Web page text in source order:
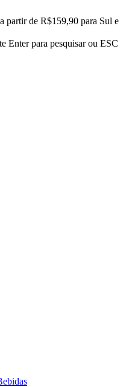
partir de R$159,90 para Sul e
Enter para pesquisar ou ESC